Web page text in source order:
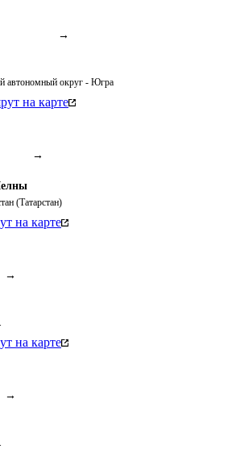
→
автономный округ - Югра
на карте
→
(Татарстан)
на карте
→
на карте
→